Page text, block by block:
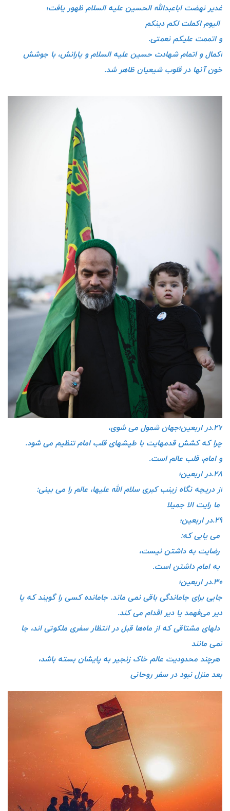
غدیر نهضت اباعبدالله الحسین علیه السلام ظهور یافت؛
الیوم اکملت لکم دینکم
و اتممت علیکم نعمتی.
اکمال و اتمام شهادت حسین علیه السلام و یارانش، با جوشش
خون آنها در قلوب شیعیان ظاهر شد.
۲۷.در اربعین؛جهان شمول می شوی،
چرا که کشش قدمهایت با طپشهای قلب امام تنظیم می شود.
و امام، قلب عالم است.
۲۸.در اربعین؛
از دریچه نگاه زینب کبری سلام الله علیها، عالم را می بینی:
ما رایت الا جمیلا
۲۹.در اربعین؛
می یابی که:
رضایت به داشتن نیست،
به امام داشتن است.
۳۰.در اربعین؛
جایی برای جاماندگی باقی نمی ماند. جامانده کسی را گویند که یا
دیر می‌فهمد یا دیر اقدام می کند.
دلهای مشتاقی که از ماه‌ها قبل در انتظار سفری ملکوتی اند، جا
نمی مانند
هرچند محدودیت عالم خاک زنجیر به پایشان بسته باشد،
بعد منزل نبود در سفر روحانی